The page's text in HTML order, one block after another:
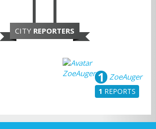
CITY REPORTERS
ZoeAuger
1
1 REPORTS